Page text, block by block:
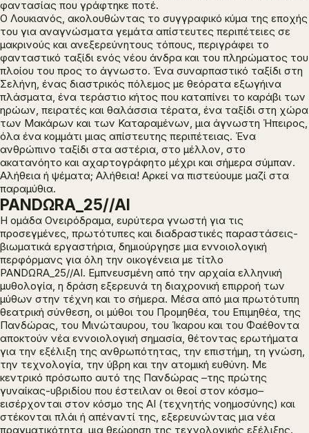
φαντασίας που γράφτηκε ποτέ.
Ο Λουκιανός, ακολουθώντας το συγγραφικό κύμα της εποχής
του για αναγνώσματα γεμάτα απίστευτες περιπέτειες σε
μακρινούς και ανεξερεύνητους τόπους, περιγράφει το
φανταστικό ταξίδι ενός νέου άνδρα και του πληρώματος του
πλοίου του προς το άγνωστο. Ένα συναρπαστικό ταξίδι στη
Σελήνη, ένας διαστρικός πόλεμος με θεόρατα εξωγήινα
πλάσματα, ένα τεράστιο κήτος που καταπίνει το καράβι των
ηρώων, πειρατές και θαλάσσια τέρατα, ένα ταξίδι στη χώρα
των Μακάρων και των Καταραμένων, μια άγνωστη Ήπειρος,
όλα ένα κομμάτι μιας απίστευτης περιπέτειας. Ένα
ανθρώπινο ταξίδι στα αστέρια, στο μέλλον, στο
ακατανόητο και αχαρτογράφητο μέχρι και σήμερα σύμπαν.
Αλήθεια ή ψέματα; Αλήθεια! Αρκεί να πιστεύουμε μαζί στα
παραμύθια.
PANDΩRA_25//AI
Η ομάδα Ονειρόδραμα, ευρύτερα γνωστή για τις
προσεγμένες, πρωτότυπες και διαδραστικές παραστάσεις-
βιωματικά εργαστήρια, δημιούργησε μια εννοιολογική
περφόρμανς για όλη την οικογένεια με τίτλο
PANDΩRA_25//AI. Εμπνευσμένη από την αρχαία ελληνική
μυθολογία, η δράση εξερευνά τη διαχρονική επιρροή των
μύθων στην τέχνη και το σήμερα. Μέσα από μια πρωτότυπη
θεατρική σύνθεση, οι μύθοι του Προμηθέα, του Επιμηθέα, της
Πανδώρας, του Μινώταυρου, του Ίκαρου και του Φαέθοντα
αποκτούν νέα εννοιολογική σημασία, θέτοντας ερωτήματα
για την εξέλιξη της ανθρωπότητας, την επιστήμη, τη γνώση,
την τεχνολογία, την ύβρη και την ατομική ευθύνη. Με
κεντρικό πρόσωπο αυτό της Πανδώρας –της πρώτης
γυναίκας-υβριδίου που έστειλαν οι θεοί στον κόσμο–
εισέρχονται στον κόσμο της AI (τεχνητής νοημοσύνης) και
στέκονται πλάι ή απέναντί της, εξερευνώντας μια νέα
πραγματικότητα, μια θεώρηση της τεχνολογικής εξέλιξης.